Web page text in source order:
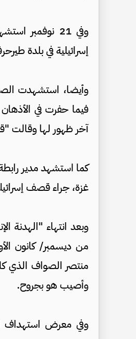
وفي 21
إسرائيلية في بلدة
وأيضا، استشهدت
فيما حفرت في
آخر ظهور لها وقالت
كما استشهد مدير
غزة، جراء قصف
وبعد انتهاء "الهدنة
وأصيب هو بجروح.
وفي معرض استهداف